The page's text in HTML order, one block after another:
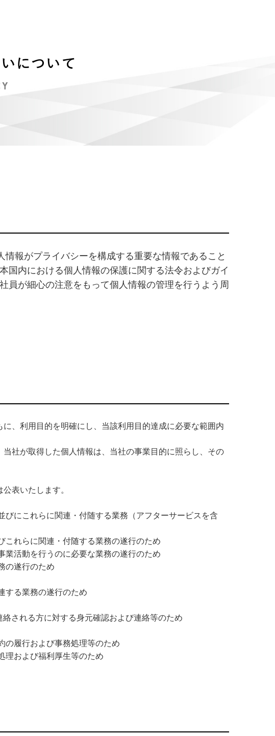
報がプライバシーを構成する重要な情報であること
国内における個人情報の保護に関する法令およびガイ
員が細心の注意をもって個人情報の管理を行うよう周
、利用目的を明確にし、当該利用目的達成に必要な範囲内
社が取得した個人情報は、当社の事業目的に照らし、その
表いたします。
にこれらに関連・付随する業務（アフターサービスを含
これらに関連・付随する業務の遂行のため
業活動を行うのに必要な業務の遂行のため
の遂行のため
する業務の遂行のため
される方に対する身元確認および連絡等のため
の履行および事務処理等のため
理および福利厚生等のため